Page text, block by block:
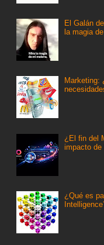
El Galán
la magia
Marketing:
¿El fin del
impacto
¿Qué es